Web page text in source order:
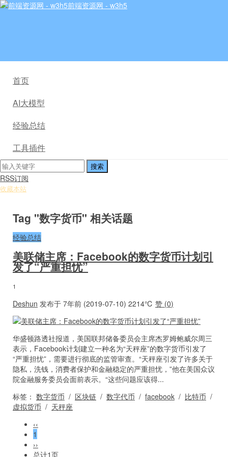
前端资源网 - w3h5
首页
AI大模型
经验总结
工具插件
RSS订阅
收藏本站
Tag "数字货币" 相关话题
经验总结
美联储主席：Facebook的数字货币计划引
发了“严重担忧”
1
Deshun 发布于 7年前 (2019-07-10) 2214℃ 赞 (0)
华盛顿路透社报道，美国联邦储备委员会主席杰罗姆鲍威尔周三
表示，Facebook计划建立一种名为“天秤座”的数字货币引发了
“严重担忧”，需要进行彻底的监管审查。“天秤座引发了许多关于
隐私，洗钱，消费者保护和金融稳定的严重担忧，”他在美国众议
院金融服务委员会面前表示。“这些问题应该得...
标签： 数字货币 / 区块链 / 数字代币 / facebook / 比特币 /
虚拟货币 / 天秤座
‹‹
1
››
总计1页